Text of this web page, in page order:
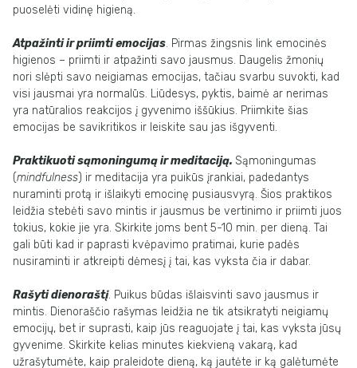
puoselėti vidinę higieną.
Atpažinti ir priimti emocijas. Pirmas žingsnis link emocinės
higienos – priimti ir atpažinti savo jausmus. Daugelis žmonių
nori slėpti savo neigiamas emocijas, tačiau svarbu suvokti, kad
visi jausmai yra normalūs. Liūdesys, pyktis, baimė ar nerimas
yra natūralios reakcijos į gyvenimo iššūkius. Priimkite šias
emocijas be savikritikos ir leiskite sau jas išgyventi.
Praktikuoti sąmoningumą ir meditaciją. Sąmoningumas
(mindfulness) ir meditacija yra puikūs įrankiai, padedantys
nuraminti protą ir išlaikyti emocinę pusiausvyrą. Šios praktikos
leidžia stebėti savo mintis ir jausmus be vertinimo ir priimti juos
tokius, kokie jie yra. Skirkite joms bent 5-10 min. per dieną. Tai
gali būti kad ir paprasti kvėpavimo pratimai, kurie padės
nusiraminti ir atkreipti dėmesį į tai, kas vyksta čia ir dabar.
Rašyti dienoraštį. Puikus būdas išlaisvinti savo jausmus ir
mintis. Dienoraščio rašymas leidžia ne tik atsikratyti neigiamų
emocijų, bet ir suprasti, kaip jūs reaguojate į tai, kas vyksta jūsų
gyvenime. Skirkite kelias minutes kiekvieną vakarą, kad
užrašytumėte, kaip praleidote dieną, ką jautėte ir ką galėtumėte